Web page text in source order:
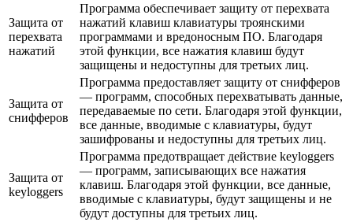
Защита от
перехвата
нажатий
Программа обеспечивает защиту от перехвата
нажатий клавиш клавиатуры троянскими
программами и вредоносным ПО. Благодаря
этой функции, все нажатия клавиш будут
защищены и недоступны для третьих лиц.
Защита от
снифферов
Программа предоставляет защиту от снифферов
— программ, способных перехватывать данные,
передаваемые по сети. Благодаря этой функции,
все данные, вводимые с клавиатуры, будут
зашифрованы и недоступны для третьих лиц.
Защита от
keyloggers
Программа предотвращает действие keyloggers
— программ, записывающих все нажатия
клавиш. Благодаря этой функции, все данные,
вводимые с клавиатуры, будут защищены и не
будут доступны для третьих лиц.